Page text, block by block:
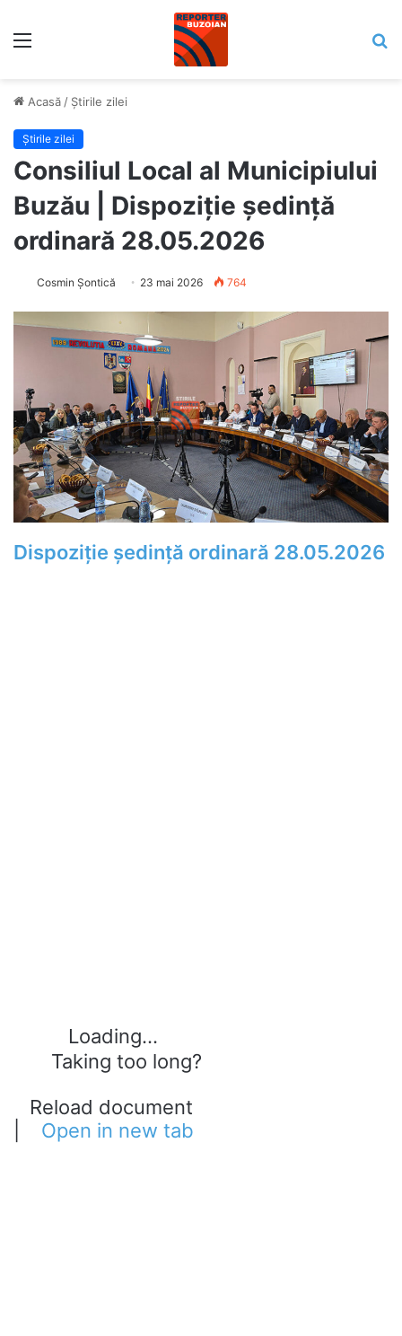
Acasă / Știrile zilei
Știrile zilei
Consiliul Local al Municipiului
Buzău | Dispoziție ședință
ordinară 28.05.2026
Cosmin Șontică 23 mai 2026 764
Dispoziție ședință ordinară 28.05.2026
Loading...
Taking too long?
Reload document
Open in new tab